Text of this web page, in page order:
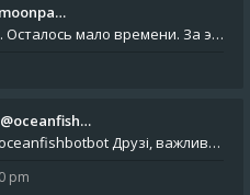
💡 Друзья, скажу прямо. Осталось мало времени. За это время нам нужно закрыть последние обязательные расходы: около 500
Звіти пишіть роботу @oceanfishbotbot Друзі, важливе повідомлення для учасників форума. Основне звернення опублікован
pm